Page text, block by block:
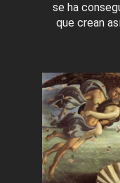
se ha
que crean